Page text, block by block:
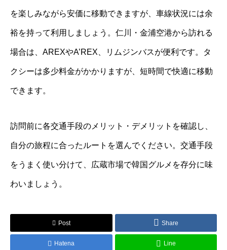
を楽しみながら安価に移動できますが、車線状況には余
裕を持って利用しましょう。仁川・金浦空港から訪れる
場合は、AREXやA’REX、リムジンバスが便利です。タ
クシーは多少料金がかかりますが、短時間で快適に移動
できます。
訪問前に各交通手段のメリット・デメリットを確認し、
自分の旅程に合ったルートを選んでください。交通手段
をうまく使い分けて、広蔵市場で韓国グルメを存分に味
わいましょう。
Post Share
Hatena Line